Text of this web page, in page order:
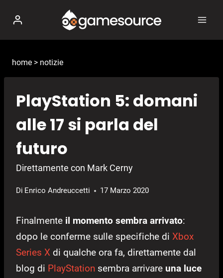
contenuto
home > notizie
PlayStation 5: domani
alle 17 si parla del
futuro
Direttamente con Mark Cerny
Di Enrico Andreuccetti 17 Marzo 2020
Finalmente il momento sembra arrivato:
dopo le conferme sulle specifiche di Xbox
Series X di qualche ora fa, direttamente dal
blog di PlayStation sembra arrivare una luce